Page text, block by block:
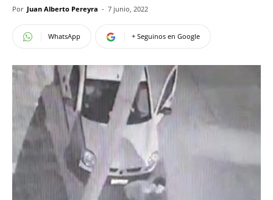
Por Juan Alberto Pereyra - 7 junio, 2022
WhatsApp + Seguinos en Google